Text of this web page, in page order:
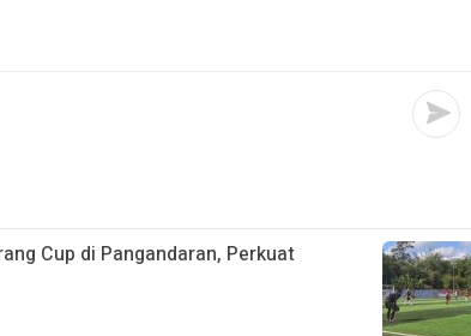
Cup di Pangandaran, Perkuat